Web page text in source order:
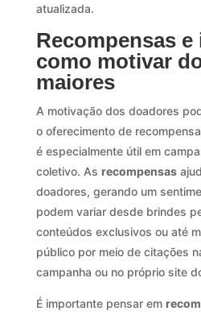
atualizada.
Recompensas
como motivar
maiores
A motivação dos doadores
o oferecimento de
é especialmente útil em
coletivo. As recompensas
doadores, gerando um
podem variar desde brindes
conteúdos exclusivos ou até
público por meio de citações
campanha ou no próprio site
É importante pensar em